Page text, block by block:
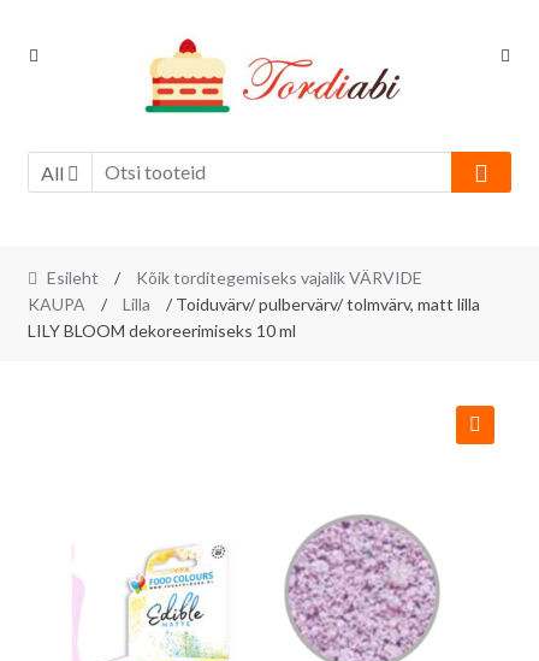
Skip
Skip
All
Esileht /
Kõik torditegemiseks vajalik VÄRVIDE
KAUPA
/ Lilla
/ Toiduvärv/ pulbervärv/ tolmvärv, matt lilla
LILY BLOOM dekoreerimiseks 10 ml